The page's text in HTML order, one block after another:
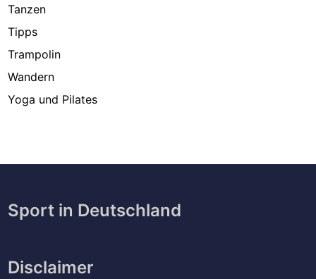
Tanzen
Tipps
Trampolin
Wandern
Yoga und Pilates
Sport in Deutschland
Disclaimer